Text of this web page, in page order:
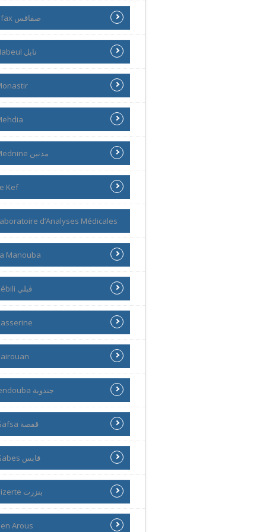
Sfax صفاقس
Nabeul نابل
Mednine مدنين
Kef
d’Analyses Médicales
Manouba
Kébili ڨبلي
Jendouba جندوبة
Gafsa قفصة
Gabes قابس
Bizerte بنزرت
Arous